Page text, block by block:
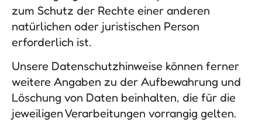
zum Schutz der Rechte einer anderen
natürlichen oder juristischen Person
erforderlich ist.
Unsere Datenschutzhinweise können ferner
weitere Angaben zu der Aufbewahrung und
Löschung von Daten beinhalten, die für die
jeweiligen Verarbeitungen vorrangig gelten.